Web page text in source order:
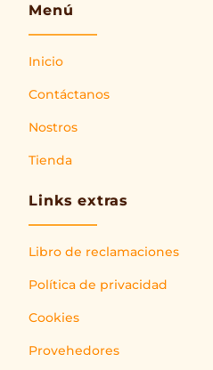
Menú
Inicio
Contáctanos
Nostros
Tienda
Links extras
Libro de reclamaciones
Política de privacidad
Cookies
Provehedores